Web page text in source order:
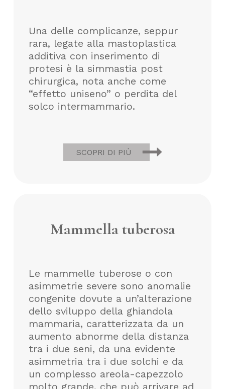
Una delle complicanze, seppur
rara, legate alla mastoplastica
additiva con inserimento di
protesi è la simmastia post
chirurgica, nota anche come
“effetto uniseno” o perdita del
solco intermammario.
SCOPRI DI PIÙ
Mammella tuberosa
Le mammelle tuberose o con
asimmetrie severe sono anomalie
congenite dovute a un’alterazione
dello sviluppo della ghiandola
mammaria, caratterizzata da un
aumento abnorme della distanza
tra i due seni, da una evidente
asimmetria tra i due solchi e da
un complesso areola-capezzolo